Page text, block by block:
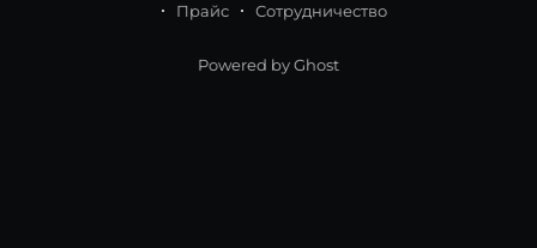
Прайс
Сотрудничество
Powered by Ghost